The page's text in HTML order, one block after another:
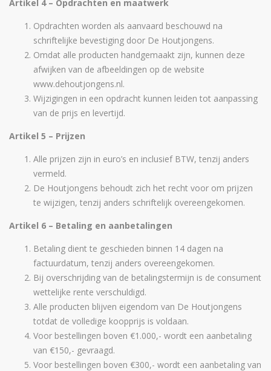
Artikel 4 – Opdrachten en maatwerk
Opdrachten worden als aanvaard beschouwd na
schriftelijke bevestiging door De Houtjongens.
Omdat alle producten handgemaakt zijn, kunnen deze
afwijken van de afbeeldingen op de website
www.dehoutjongens.nl.
Wijzigingen in een opdracht kunnen leiden tot aanpassing
van de prijs en levertijd.
Artikel 5 – Prijzen
Alle prijzen zijn in euro’s en inclusief BTW, tenzij anders
vermeld.
De Houtjongens behoudt zich het recht voor om prijzen
te wijzigen, tenzij anders schriftelijk overeengekomen.
Artikel 6 – Betaling en aanbetalingen
Betaling dient te geschieden binnen 14 dagen na
factuurdatum, tenzij anders overeengekomen.
Bij overschrijding van de betalingstermijn is de consument
wettelijke rente verschuldigd.
Alle producten blijven eigendom van De Houtjongens
totdat de volledige koopprijs is voldaan.
Voor bestellingen boven €1.000,- wordt een aanbetaling
van €150,- gevraagd.
Voor bestellingen boven €300,- wordt een aanbetaling van